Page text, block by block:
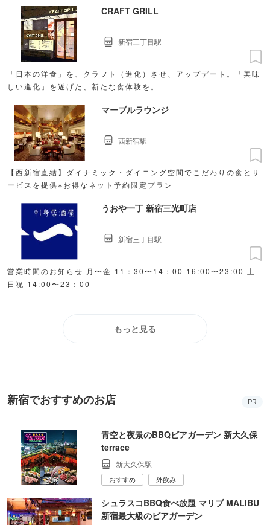
CRAFT GRILL
「日本の洋食」を、クラフト（進化）させ、アップデート。「美味
しい進化」を遂げた、新たな食体験を。
新宿三丁目駅
マーブルラウンジ
【西新宿直結】ダイナミック・ダイニング空間でこだわりの食とサ
ービスを提供※お得なネット予約限定プラン
西新宿駅
うおや一丁 新宿三光町店
営業時間のお知らせ 月〜金 11：30〜14：00 16:00〜23:00 土
日祝 14:00〜23：00
新宿三丁目駅
もっと見る
新宿でおすすめのお店 PR
青空と夜景のBBQビアガーデン 新大久保
terrace
新大久保駅
おすすめ 外飲み
シュラスコBBQ食べ放題 マリブ MALIBU
新宿最大級のビアガーデン